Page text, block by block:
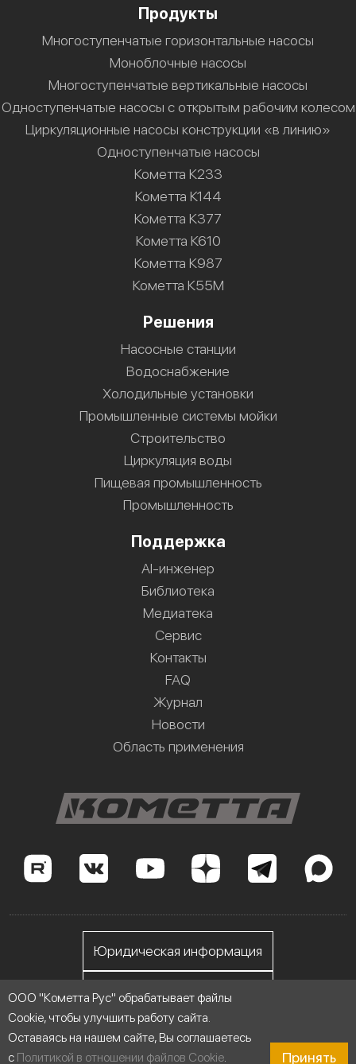
Продукты
Многоступенчатые горизонтальные насосы
Моноблочные насосы
Многоступенчатые вертикальные насосы
Одноступенчатые насосы с открытым рабочим колесом
Циркуляционные насосы конструкции «в линию»
Одноступенчатые насосы
Кометта К233
Кометта К144
Кометта К377
Кометта К610
Кометта К987
Кометта К55М
Решения
Насосные станции
Водоснабжение
Холодильные установки
Промышленные системы мойки
Строительство
Циркуляция воды
Пищевая промышленность
Промышленность
Поддержка
AI-инженер
Библиотека
Медиатека
Сервис
Контакты
FAQ
Журнал
Новости
Область применения
ООО "Кометта Рус", ИНН 7705558076
Юридическая информация
Личный кабинет
ООО "Кометта Рус" обрабатывает файлы
Cookie, чтобы улучшить работу сайта.
Оставаясь на нашем сайте, Вы соглашаетесь
с Политикой в отношении файлов Cookie. Принять